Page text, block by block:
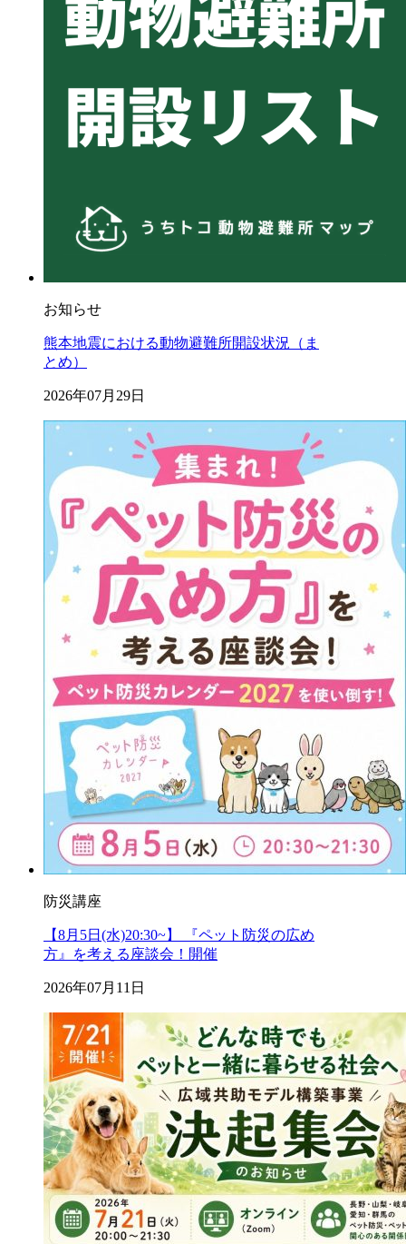
お知らせ
熊本地震における動物避難所開設状況（ま
とめ）
2026年07月29日
防災講座
【8月5日(水)20:30~】 『ペット防災の広め
方』を考える座談会！開催
2026年07月11日